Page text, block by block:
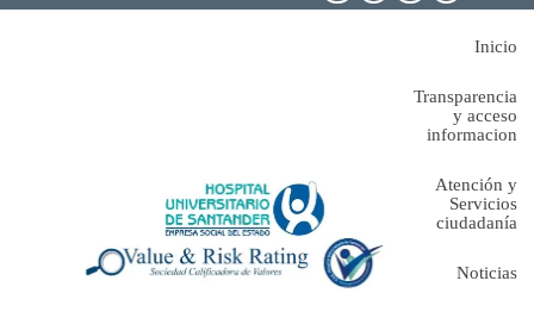
Inicio
Transparencia
y acceso
informacion
Atención y
Servicios
ciudadanía
Noticias